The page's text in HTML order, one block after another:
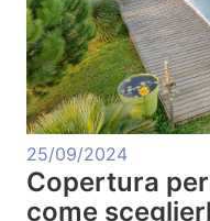
25/09/2024
Copertura
come